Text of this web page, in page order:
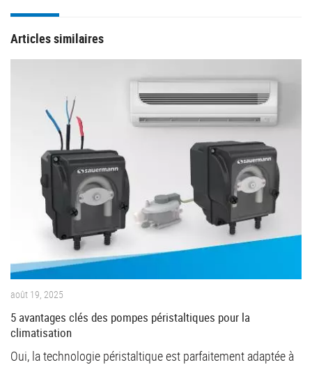
Articles similaires
août 19, 2025
5 avantages clés des pompes péristaltiques pour la
climatisation
Oui, la technologie péristaltique est parfaitement adaptée à